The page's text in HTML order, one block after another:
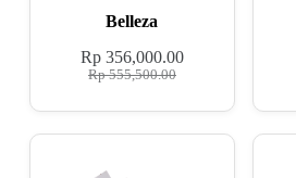
Belleza
Rp555,500.00
Rp356,000.00